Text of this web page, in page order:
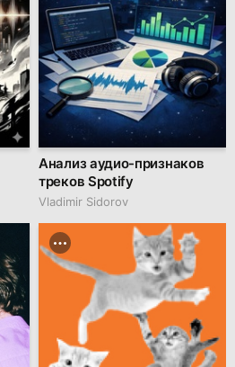
Анализ аудио-признаков
треков Spotify
Vladimir Sidorov